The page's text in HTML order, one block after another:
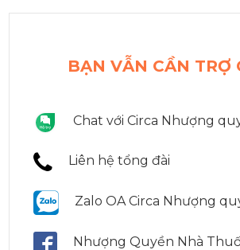
BẠN VẪN CẦN TRỢ
Chat với Circa Nhượng
Liên hệ tổng đài
Zalo OA Circa Nhượng
Nhượng Quyền Nhà